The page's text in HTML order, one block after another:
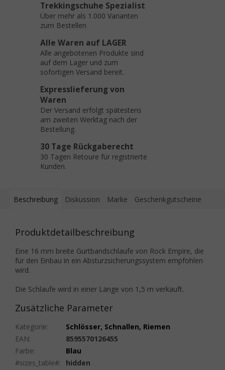
Trekkingschuhe Spezialist
Über mehr als 1.000 Varianten
zum Bestellen
Alle Waren auf LAGER
Alle angebotenen Produkte sind
auf dem Lager und zum
sofortigen Versand bereit.
Expresslieferung von
Waren
Der Versand erfolgt spätestens
am zweiten Werktag nach der
Bestellung.
30 Tage Rückgaberecht
30 Tagen Retoure für registrierte
Kunden.
Beschreibung Diskussion Marke Geschenkgutscheine
Produktdetailbeschreibung
Eine 16 mm breite Gurtbandschlaufe von Rock Empire, die
für den Einbau in ein Absturzsicherungssystem empfohlen
wird.
Die Schlaufe wird in einer Länge von 1,5 m verkauft.
Zusätzliche Parameter
Kategorie:
Schlösser, Schnallen, Riemen
EAN:
8595570126455
Farbe:
Blau
#sizes_table#: hidden